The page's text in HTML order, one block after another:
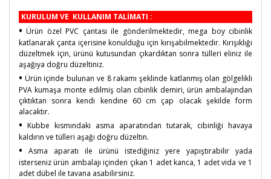
KURULUM VE KULLANIM TALİMATI :
• Ürün özel PVC çantası ile gönderilmektedir, mega boy cibinlik
katlanarak çanta içerisine konulduğu için kırışabilmektedir. Kırışıklığı
düzeltmek için, ürünü kutusundan çıkardıktan sonra tülleri eliniz ile
aşağıya doğru düzeltiniz.
• Ürün içinde bulunan ve 8 rakamı şeklinde katlanmış olan gölgelikli
PVA kumaşa monte edilmiş olan cibinlik demiri, ürün ambalajından
çıktıktan sonra kendi kendine 60 cm çap olacak şekilde form
alacaktır.
• Kubbe kısmındaki asma aparatından tutarak, cibinliği havaya
kaldırın ve tülleri aşağı doğru düzeltin.
•
Asma aparatı ile ürünü istediğiniz yere yapıştırabilir yada
isterseniz ürün ambalajı içinden çıkan 1 adet kanca, 1 adet vida ve 1
adet dübel ile tavana asabilirsiniz.